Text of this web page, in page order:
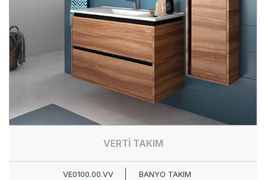
VERTİ TAKIM
VE0100.00.VV BANYO TAKIM